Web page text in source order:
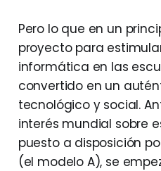
Pero lo que en un
proyecto para
informática en las
convertido en un
tecnológico y social.
interés mundial sobre
puesto a disposición
(el modelo A), se